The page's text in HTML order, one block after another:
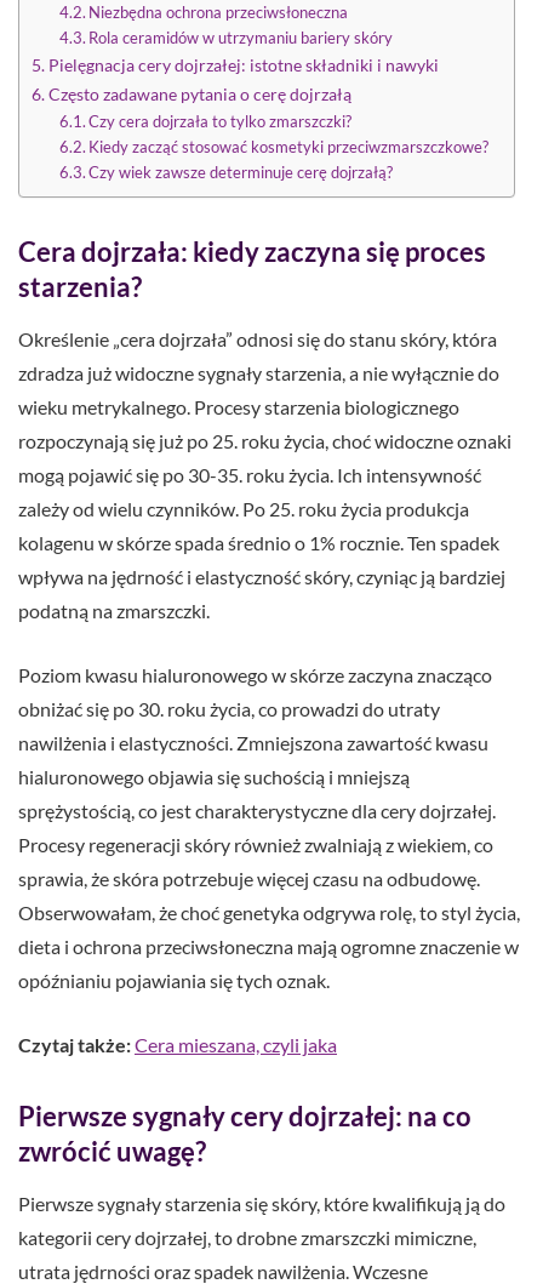
Niezbędna ochrona przeciwsłoneczna
Rola ceramidów w utrzymaniu bariery skóry
Pielęgnacja cery dojrzałej: istotne składniki i nawyki
Często zadawane pytania o cerę dojrzałą
Czy cera dojrzała to tylko zmarszczki?
Kiedy zacząć stosować kosmetyki przeciwzmarszczkowe?
Czy wiek zawsze determinuje cerę dojrzałą?
Cera dojrzała: kiedy zaczyna się proces
starzenia?
Określenie „cera dojrzała” odnosi się do stanu skóry, która
zdradza już widoczne sygnały starzenia, a nie wyłącznie do
wieku metrykalnego. Procesy starzenia biologicznego
rozpoczynają się już po 25. roku życia, choć widoczne oznaki
mogą pojawić się po 30-35. roku życia. Ich intensywność
zależy od wielu czynników. Po 25. roku życia produkcja
kolagenu w skórze spada średnio o 1% rocznie. Ten spadek
wpływa na jędrność i elastyczność skóry, czyniąc ją bardziej
podatną na zmarszczki.
Poziom kwasu hialuronowego w skórze zaczyna znacząco
obniżać się po 30. roku życia, co prowadzi do utraty
nawilżenia i elastyczności. Zmniejszona zawartość kwasu
hialuronowego objawia się suchością i mniejszą
sprężystością, co jest charakterystyczne dla cery dojrzałej.
Procesy regeneracji skóry również zwalniają z wiekiem, co
sprawia, że skóra potrzebuje więcej czasu na odbudowę.
Obserwowałam, że choć genetyka odgrywa rolę, to styl życia,
dieta i ochrona przeciwsłoneczna mają ogromne znaczenie w
opóźnianiu pojawiania się tych oznak.
Czytaj także:Cera mieszana, czyli jaka
Pierwsze sygnały cery dojrzałej: na co
zwrócić uwagę?
Pierwsze sygnały starzenia się skóry, które kwalifikują ją do
kategorii cery dojrzałej, to drobne zmarszczki mimiczne,
utrata jędrności oraz spadek nawilżenia. Wczesne